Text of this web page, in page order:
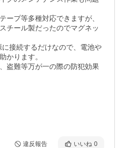
ープ等多種対応できますが、
チール製だったのでマグネッ
接続するだけなので、電池や
かります。
盗難等万が一の際の防犯効果
違反報告 いいね 0